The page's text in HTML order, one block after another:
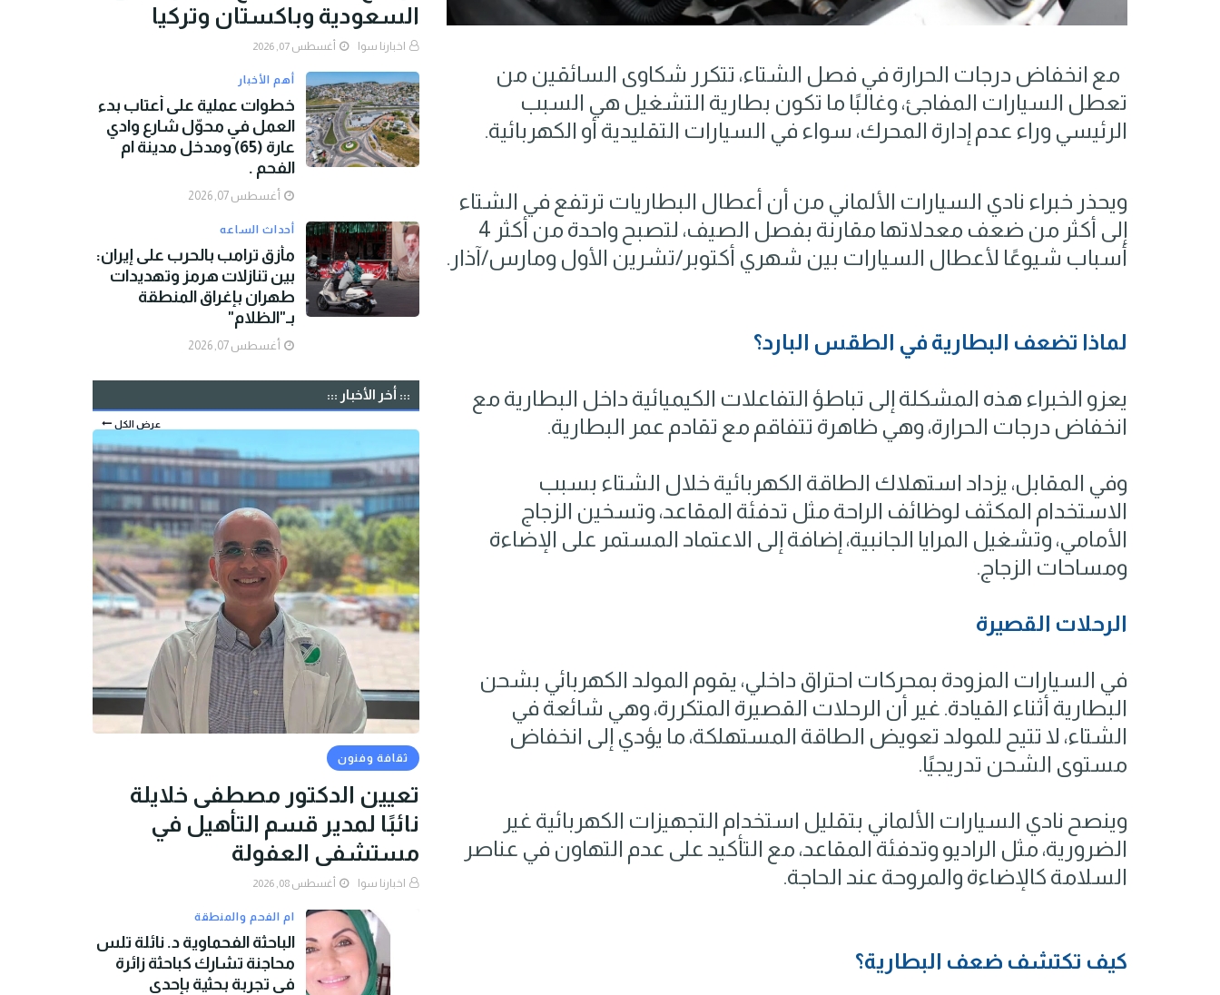
مع انخفاض درجات الحرارة في فصل الشتاء، تتكرر شكاوى السائقين من
تعطل السيارات المفاجئ، وغالبًا ما تكون بطارية التشغيل هي السبب
الرئيسي وراء عدم إدارة المحرك، سواء في السيارات التقليدية أو الكهربائية.
ويحذر خبراء نادي السيارات الألماني من أن أعطال البطاريات ترتفع في الشتاء
إلى أكثر من ضعف معدلاتها مقارنة بفصل الصيف، لتصبح واحدة من أكثر 4
أسباب شيوعًا لأعطال السيارات بين شهري أكتوبر/تشرين الأول ومارس/آذار.
لماذا تضعف البطارية في الطقس البارد؟
يعزو الخبراء هذه المشكلة إلى تباطؤ التفاعلات الكيميائية داخل البطارية مع
انخفاض درجات الحرارة، وهي ظاهرة تتفاقم مع تقادم عمر البطارية.
وفي المقابل، يزداد استهلاك الطاقة الكهربائية خلال الشتاء بسبب
الاستخدام المكثف لوظائف الراحة مثل تدفئة المقاعد، وتسخين الزجاج
الأمامي، وتشغيل المرايا الجانبية، إضافة إلى الاعتماد المستمر على الإضاءة
ومساحات الزجاج.
الرحلات القصيرة
في السيارات المزودة بمحركات احتراق داخلي، يقوم المولد الكهربائي بشحن
البطارية أثناء القيادة. غير أن الرحلات القصيرة المتكررة، وهي شائعة في
الشتاء، لا تتيح للمولد تعويض الطاقة المستهلكة، ما يؤدي إلى انخفاض
مستوى الشحن تدريجيًا.
وينصح نادي السيارات الألماني بتقليل استخدام التجهيزات الكهربائية غير
الضرورية، مثل الراديو وتدفئة المقاعد، مع التأكيد على عدم التهاون في عناصر
السلامة كالإضاءة والمروحة عند الحاجة.
كيف تكتشف ضعف البطارية؟
السعودية وباكستان وتركيا
اخبارنا سوا أغسطس 07, 2026
أهم الأخبار
خطوات عملية على أعتاب بدء
العمل في محوّل شارع وادي
عارة (65) ومدخل مدينة ام
الفحم .
أغسطس 07, 2026
أحداث الساعه
مأزق ترامب بالحرب على إيران:
بين تنازلات هرمز وتهديدات
طهران بإغراق المنطقة
بـ"الظلام"
أغسطس 07, 2026
::: أخر الأخبار :::
عرض الكل
ثقافة وفنون
تعيين الدكتور مصطفى خلايلة
نائبًا لمدير قسم التأهيل في
مستشفى العفولة
اخبارنا سوا أغسطس 08, 2026
ام الفحم والمنطقة
الباحثة الفحماوية د. نائلة تلس
محاجنة تشارك كباحثة زائرة
في تجربة بحثية بإحدى